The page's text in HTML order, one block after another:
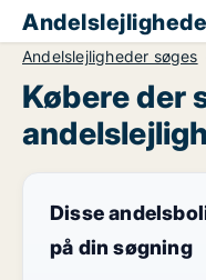
Andelslejligheder søges
Købere der
Disse
på din søgning